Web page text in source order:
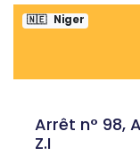
🇳🇪 Niger
Arrêt n° 98,
Z.I